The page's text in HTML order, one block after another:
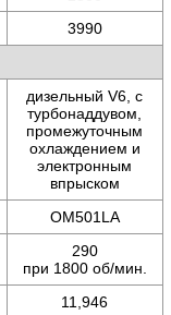
3990
дизельный V6, с
турбонаддувом,
промежуточным
охлаждением и
электронным
впрыском
OМ501LA
290
при 1800 об/мин.
11,946